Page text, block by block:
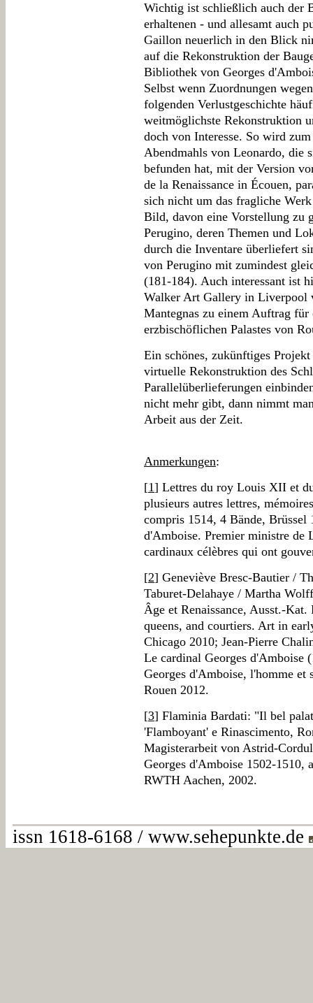
Wichtig ist schließlich auch der
erhaltenen - und allesamt auch
Gaillon neuerlich in den Blick
auf die Rekonstruktion der
Bibliothek von Georges
Selbst wenn Zuordnungen
folgenden Verlustgeschichte
weitmöglichste Rekonstruktion
doch von Interesse. So wird
Abendmahls von Leonardo, die
befunden hat, mit der Version
de la Renaissance in Écouen,
sich nicht um das fragliche
Bild, davon eine Vorstellung zu
Perugino, deren Themen und
durch die Inventare überliefert
von Perugino mit zumindest
(181-184). Auch interessant ist
Walker Art Gallery in Liverpool
Mantegnas zu einem Auftrag
erzbischöflichen Palastes von
Ein schönes, zukünftiges
virtuelle Rekonstruktion des
Parallelüberlieferungen
nicht mehr gibt, dann nimmt
Arbeit aus der Zeit.
Anmerkungen:
[1] Lettres du roy Louis XII et
plusieurs autres lettres,
compris 1514, 4 Bände,
d'Amboise. Premier ministre de
cardinaux célèbres qui ont
[2] Geneviève Bresc-Bautier /
Taburet-Delahaye / Martha
Âge et Renaissance, Ausst.-
queens, and courtiers. Art in
Chicago 2010; Jean-Pierre
Le cardinal Georges d'Amboise
Georges d'Amboise, l'homme
Rouen 2012.
[3] Flaminia Bardati: "Il bel
'Flamboyant' e Rinascimento,
Magisterarbeit von Astrid-
Georges d'Amboise 1502-1510,
RWTH Aachen, 2002.
issn 1618-6168 / www.sehepunkte.de